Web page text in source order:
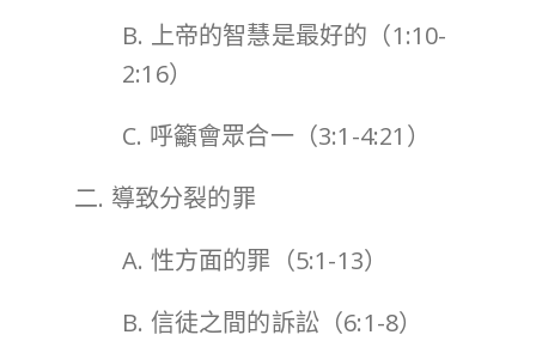
B. 上帝的智慧是最好的（1:10-
2:16）
C. 呼籲會眾合一（3:1-4:21）
二. 導致分裂的罪
A. 性方面的罪（5:1-13）
B. 信徒之間的訴訟（6:1-8）